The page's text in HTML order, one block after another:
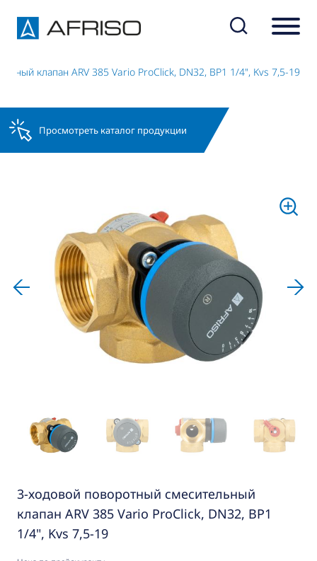
клапан ARV 385 Vario ProClick, DN32, ВР1 1/4", Kvs 7,5-19
Просмотреть каталог продукции
3-ходовой поворотный смесительный
клапан ARV 385 Vario ProClick, DN32, ВР1
1/4", Kvs 7,5-19